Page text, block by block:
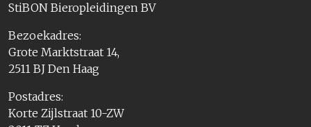
StiBON Bieropleidingen BV
Bezoekadres:
Grote Marktstraat 14,
2511 BJ Den Haag
Postadres:
Korte Zijlstraat 10-ZW